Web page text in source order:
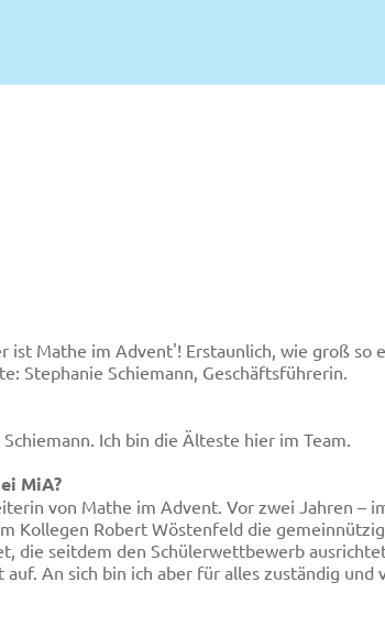
ist Mathe im Advent'! Erstaunlich, wie groß so
Stephanie Schiemann, Geschäftsführerin.
Ich bin die Älteste hier im Team.
MiA?
von Mathe im Advent. Vor zwei Jahren –
Kollegen Robert Wöstenfeld die
die seitdem den Schülerwettbewerb
An sich bin ich aber für alles zuständig und